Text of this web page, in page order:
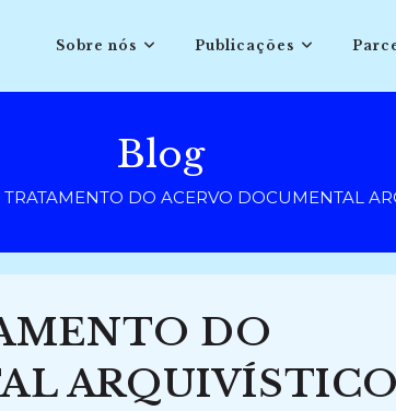
Sobre nós Publicações
Blog
TRATAMENTO DO ACERVO DOCUMENTAL
DO
ARQUIVÍSTICO